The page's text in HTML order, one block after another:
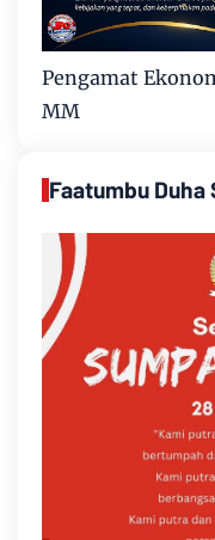
Pengamat
MM
Faatumbu Duha